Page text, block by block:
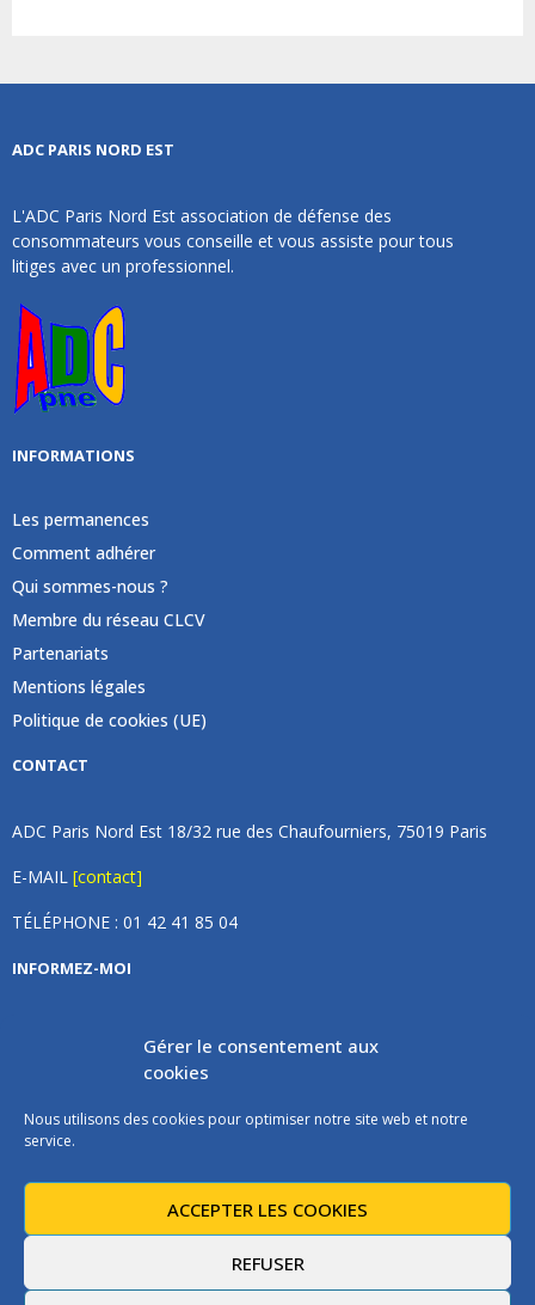
Gérer le consentement aux
cookies
Nous utilisons des cookies pour optimiser notre site web et notre
service.
ACCEPTER LES COOKIES
REFUSER
ADC PARIS NORD EST
L'ADC Paris Nord Est association de défense des
consommateurs vous conseille et vous assiste pour tous
litiges avec un professionnel.
INFORMATIONS
Les permanences
Comment adhérer
Qui sommes-nous ?
Membre du réseau CLCV
Partenariats
Mentions légales
Politique de cookies (UE)
CONTACT
ADC Paris Nord Est 18/32 rue des Chaufourniers, 75019 Paris
E-MAIL [contact]
TÉLÉPHONE : 01 42 41 85 04
INFORMEZ-MOI
Inscrivez vous à notre newsletter et recevez une fois par
mois de nos nouvelles, aucun spam (on promet).
Les instructions pour vous désabonner sont incluses dans chaque